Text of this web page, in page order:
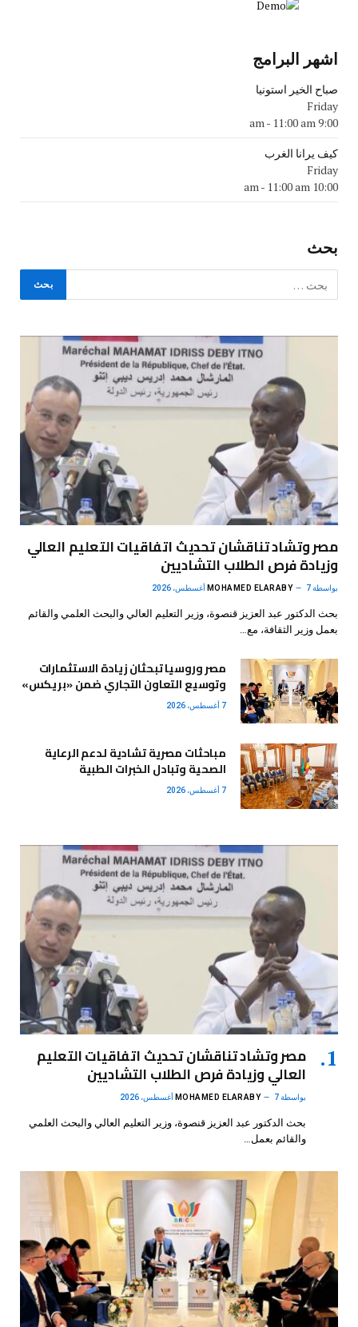
اشهر البرامج
صباح الخير استونيا
Friday
9:00 am
- 11:00 am
كيف يرانا الغرب
Friday
10:00 am
- 11:00 am
بحث
مصر وتشاد تناقشان تحديث اتفاقيات التعليم العالي
وزيادة فرص الطلاب التشاديين
بواسطة MOHAMED ELARABY 7 أغسطس، 2026
بحث الدكتور عبد العزيز قنصوة، وزير التعليم العالي والبحث العلمي والقائم
بعمل وزير الثقافة، مع…
مصر وروسيا تبحثان زيادة الاستثمارات
وتوسيع التعاون التجاري ضمن «بريكس»
7 أغسطس، 2026
مباحثات مصرية تشادية لدعم الرعاية
الصحية وتبادل الخبرات الطبية
7 أغسطس، 2026
مصر وتشاد تناقشان تحديث اتفاقيات التعليم
العالي وزيادة فرص الطلاب التشاديين
بواسطة MOHAMED ELARABY 7 أغسطس، 2026
بحث الدكتور عبد العزيز قنصوة، وزير التعليم العالي والبحث العلمي
والقائم بعمل…